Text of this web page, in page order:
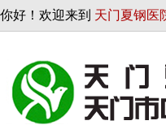
你好！欢迎来到 天门夏钢医